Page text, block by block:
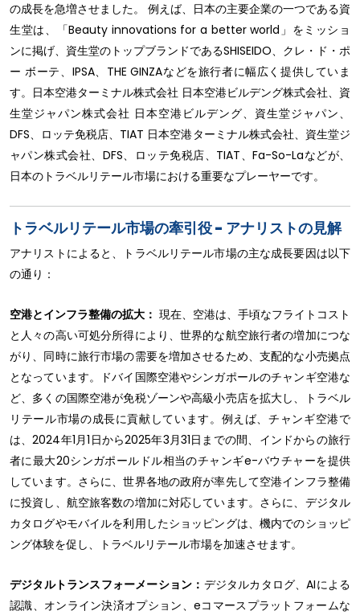
の成長を急増させました。 例えば、日本の主要企業の一つである資
生堂は、「Beauty innovations for a better world」をミッショ
ンに掲げ、資生堂のトップブランドであるSHISEIDO、クレ・ド・ポ
ー ボーテ、IPSA、THE GINZAなどを旅行者に幅広く提供していま
す。日本空港ターミナル株式会社 日本空港ビルデング株式会社、資
生堂ジャパン株式会社 日本空港ビルデング、資生堂ジャパン、
DFS、ロッテ免税店、TIAT 日本空港ターミナル株式会社、資生堂ジ
ャパン株式会社、DFS、ロッテ免税店、TIAT、Fa-So-Laなどが、
日本のトラベルリテール市場における重要なプレーヤーです。
トラベルリテール市場の牽引役 - アナリストの見解
アナリストによると、トラベルリテール市場の主な成長要因は以下
の通り：
空港とインフラ整備の拡大： 現在、空港は、手頃なフライトコスト
と人々の高い可処分所得により、世界的な航空旅行者の増加につな
がり、同時に旅行市場の需要を増加させるため、支配的な小売拠点
となっています。ドバイ国際空港やシンガポールのチャンギ空港な
ど、多くの国際空港が免税ゾーンや高級小売店を拡大し、トラベル
リテール市場の成長に貢献しています。例えば、チャンギ空港で
は、2024年1月1日から2025年3月31日までの間、インドからの旅行
者に最大20シンガポールドル相当のチャンギe-バウチャーを提供
しています。さらに、世界各地の政府が率先して空港インフラ整備
に投資し、航空旅客数の増加に対応しています。さらに、デジタル
カタログやモバイルを利用したショッピングは、機内でのショッピ
ング体験を促し、トラベルリテール市場を加速させます。
デジタルトランスフォーメーション： デジタルカタログ、AIによる
認識、オンライン決済オプション、eコマースプラットフォームな